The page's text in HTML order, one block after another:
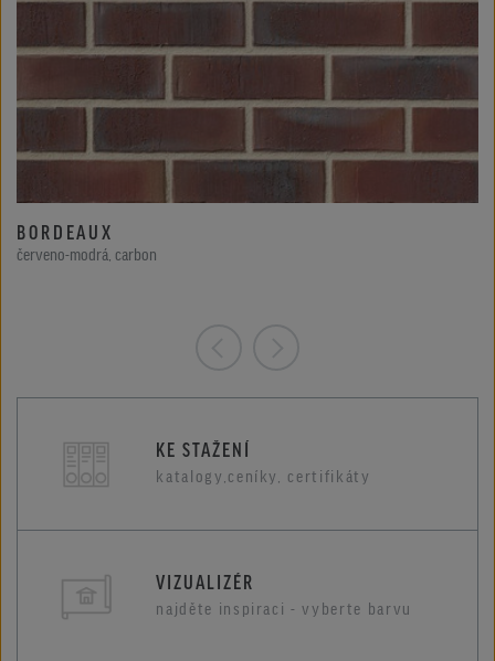
BORDEAUX
červeno-modrá, carbon
KE STAŽENÍ
katalogy,ceníky, certifikáty
VIZUALIZÉR
najděte inspiraci - vyberte barvu